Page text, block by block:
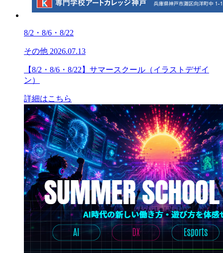
8/2・8/6・8/22
その他 2026.07.13
【8/2・8/6・8/22】サマースクール（イラストデザイ
ン）
詳細はこちら